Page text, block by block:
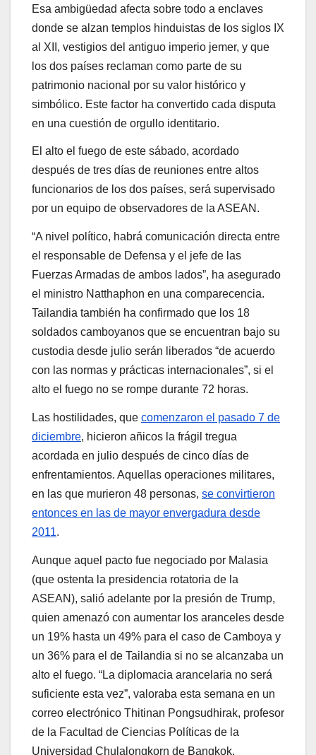
Esa ambigüedad afecta sobre todo a enclaves
donde se alzan templos hinduistas de los siglos IX
al XII, vestigios del antiguo imperio jemer, y que
los dos países reclaman como parte de su
patrimonio nacional por su valor histórico y
simbólico. Este factor ha convertido cada disputa
en una cuestión de orgullo identitario.
El alto el fuego de este sábado, acordado
después de tres días de reuniones entre altos
funcionarios de los dos países, será supervisado
por un equipo de observadores de la ASEAN.
“A nivel político, habrá comunicación directa entre
el responsable de Defensa y el jefe de las
Fuerzas Armadas de ambos lados”, ha asegurado
el ministro Natthaphon en una comparecencia.
Tailandia también ha confirmado que los 18
soldados camboyanos que se encuentran bajo su
custodia desde julio serán liberados “de acuerdo
con las normas y prácticas internacionales”, si el
alto el fuego no se rompe durante 72 horas.
Las hostilidades, que comenzaron el pasado 7 de
diciembre, hicieron añicos la frágil tregua
acordada en julio después de cinco días de
enfrentamientos. Aquellas operaciones militares,
en las que murieron 48 personas, se convirtieron
entonces en las de mayor envergadura desde
2011.
Aunque aquel pacto fue negociado por Malasia
(que ostenta la presidencia rotatoria de la
ASEAN), salió adelante por la presión de Trump,
quien amenazó con aumentar los aranceles desde
un 19% hasta un 49% para el caso de Camboya y
un 36% para el de Tailandia si no se alcanzaba un
alto el fuego. “La diplomacia arancelaria no será
suficiente esta vez”, valoraba esta semana en un
correo electrónico Thitinan Pongsudhirak, profesor
de la Facultad de Ciencias Políticas de la
Universidad Chulalongkorn de Bangkok.